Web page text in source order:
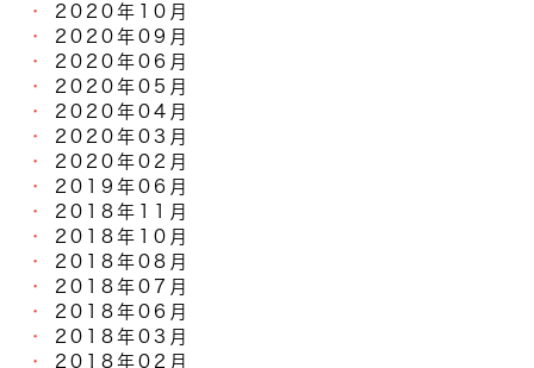
2020年10月
2020年09月
2020年06月
2020年05月
2020年04月
2020年03月
2020年02月
2019年06月
2018年11月
2018年10月
2018年08月
2018年07月
2018年06月
2018年03月
2018年02月